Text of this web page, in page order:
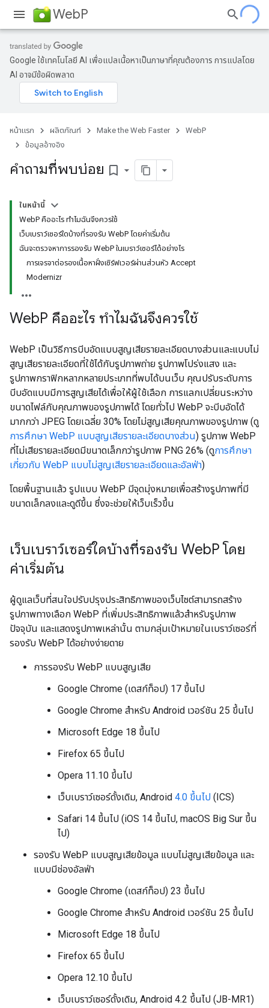
WebP
Google ใช้เทคโนโลยี AI เพื่อแปลเนื้อหาเป็นภาษาที่คุณต้องการ การแปลโดย
AI อาจมีข้อผิดพลาด
หน้าแรก ผลิตภัณฑ์ Make the Web Faster
WebP
ข้อมูลอ้างอิง
คำถามที่พบบ่อย bookmark_border
ในหน้านี้
WebP คืออะไร ทำไมฉันจึงควรใช้
เว็บเบราว์เซอร์ใดบ้างที่รองรับ WebP โดยค่าเริ่มต้น
ฉันจะตรวจหาการรองรับ WebP ในเบราว์เซอร์ได้อย่างไร
การเจรจาต่อรองเนื้อหาฝั่งเซิร์ฟเวอร์ผ่านส่วนหัว Accept
Modernizr
WebP คืออะไร ทำไมฉันจึงควรใช้
WebP เป็นวิธีการบีบอัดแบบสูญเสียรายละเอียดบางส่วนและแบบไม่
สูญเสียรายละเอียดที่ใช้ได้กับรูปภาพถ่าย รูปภาพโปร่งแสง และ
รูปภาพกราฟิกหลากหลายประเภทที่พบได้บนเว็บ คุณปรับระดับการ
บีบอัดแบบมีการสูญเสียได้เพื่อให้ผู้ใช้เลือก การแลกเปลี่ยนระหว่าง
ขนาดไฟล์กับคุณภาพของรูปภาพได้ โดยทั่วไป WebP จะบีบอัดได้
มากกว่า JPEG โดยเฉลี่ย 30% โดยไม่สูญเสียคุณภาพของรูปภาพ (ดู
การศึกษา WebP แบบสูญเสียรายละเอียดบางส่วน) รูปภาพ WebP
ที่ไม่เสียรายละเอียดมีขนาดเล็กกว่ารูปภาพ PNG 26% (ดูการศึกษา
เกี่ยวกับ WebP แบบไม่สูญเสียรายละเอียดและอัลฟ่า)
โดยพื้นฐานแล้ว รูปแบบ WebP มีจุดมุ่งหมายเพื่อสร้างรูปภาพที่มี
ขนาดเล็กลงและดูดีขึ้น ซึ่งจะช่วยให้เว็บเร็วขึ้น
เว็บเบราว์เซอร์ใดบ้างที่รองรับ WebP โดย
ค่าเริ่มต้น
ผู้ดูแลเว็บที่สนใจปรับปรุงประสิทธิภาพของเว็บไซต์สามารถสร้าง
รูปภาพทางเลือก WebP ที่เพิ่มประสิทธิภาพแล้วสำหรับรูปภาพ
ปัจจุบัน และแสดงรูปภาพเหล่านั้น ตามกลุ่มเป้าหมายในเบราว์เซอร์ที่
รองรับ WebP ได้อย่างง่ายดาย
การรองรับ WebP แบบสูญเสีย
Google Chrome (เดสก์ท็อป) 17 ขึ้นไป
Google Chrome สำหรับ Android เวอร์ชัน 25 ขึ้นไป
Microsoft Edge 18 ขึ้นไป
Firefox 65 ขึ้นไป
Opera 11.10 ขึ้นไป
เว็บเบราว์เซอร์ดั้งเดิม, Android 4.0 ขึ้นไป (ICS)
Safari 14 ขึ้นไป (iOS 14 ขึ้นไป, macOS Big Sur ขึ้น
ไป)
รองรับ WebP แบบสูญเสียข้อมูล แบบไม่สูญเสียข้อมูล และ
แบบมีช่องอัลฟ่า
Google Chrome (เดสก์ท็อป) 23 ขึ้นไป
Google Chrome สำหรับ Android เวอร์ชัน 25 ขึ้นไป
Microsoft Edge 18 ขึ้นไป
Firefox 65 ขึ้นไป
Opera 12.10 ขึ้นไป
เว็บเบราว์เซอร์ดั้งเดิม, Android 4.2 ขึ้นไป (JB-MR1)